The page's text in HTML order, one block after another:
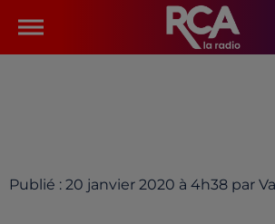
Publié : 20 janvier 2020 à 4h38 par